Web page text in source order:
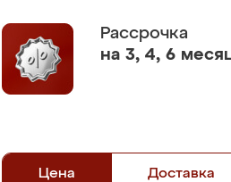
Рассрочка
на 3, 4, 6
Цена Доставка